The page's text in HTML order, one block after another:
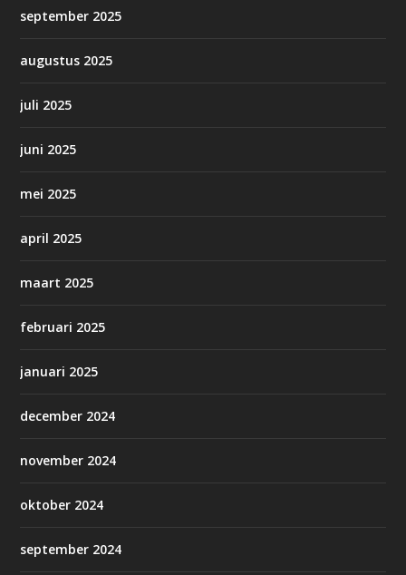
september 2025
augustus 2025
juli 2025
juni 2025
mei 2025
april 2025
maart 2025
februari 2025
januari 2025
december 2024
november 2024
oktober 2024
september 2024